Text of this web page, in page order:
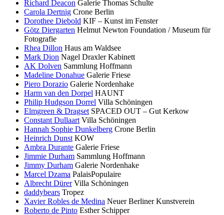
Richard Deacon Galerie Thomas Schulte
Carola Dertnig Crone Berlin
Dorothee Diebold KIF – Kunst im Fenster
Götz Diergarten Helmut Newton Foundation / Museum für
Fotografie
Rhea Dillon Haus am Waldsee
Mark Dion Nagel Draxler Kabinett
AK Dolven Sammlung Hoffmann
Madeline Donahue Galerie Friese
Piero Dorazio Galerie Nordenhake
Harm van den Dorpel HAUNT
Philip Hudgson Dorrel Villa Schöningen
Elmgreen & Dragset SPACED OUT – Gut Kerkow
Constant Dullaart Villa Schöningen
Hannah Sophie Dunkelberg Crone Berlin
Heinrich Dunst KOW
Ambra Durante Galerie Friese
Jimmie Durham Sammlung Hoffmann
Jimmy Durham Galerie Nordenhake
Marcel Dzama PalaisPopulaire
Albrecht Dürer Villa Schöningen
daddybears Tropez
Xavier Robles de Medina Neuer Berliner Kunstverein
Roberto de Pinto Esther Schipper